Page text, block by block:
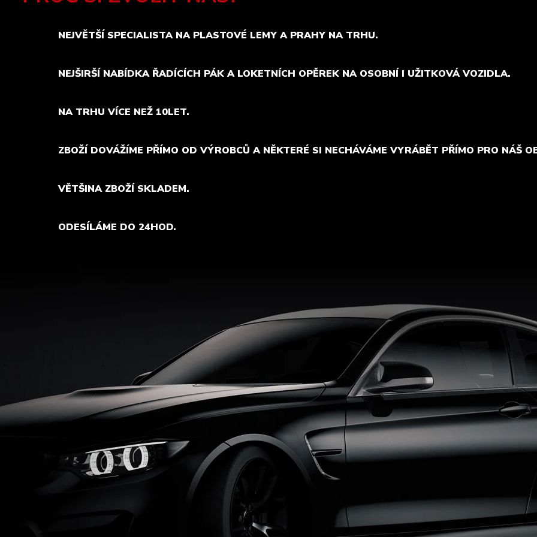
NEJVĚTŠÍ SPECIALISTA NA PLASTOVÉ LEMY A PRAHY NA TRHU.
NEJŠIRŠÍ NABÍDKA ŘADÍCÍCH PÁK A LOKETNÍCH OPĚREK NA OSOBNÍ I UŽITKOVÁ VOZIDLA.
NA TRHU VÍCE NEŽ 10LET.
ZBOŽÍ DOVÁŽÍME PŘÍMO OD VÝROBCŮ A NĚKTERÉ SI NECHÁVÁME VYRÁBĚT PŘÍMO PRO NÁŠ
VĚTŠINA ZBOŽÍ SKLADEM.
ODESÍLÁME DO 24HOD.